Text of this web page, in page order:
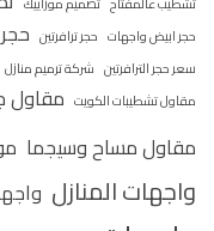
حجر ابيض واجهات حجر ترافرتين
سعر حجر الترافرتين شركة ترميم منازل
مقاول تشطيبات الكويت مقاول
مقاول مساح وسيجما
واجهات المنازل